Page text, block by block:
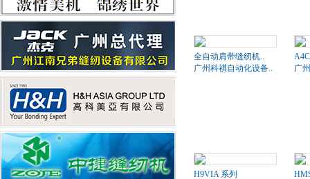
全自动肩带缝纫机..
广州科祺自动化设备..
广
H9VIA 系列